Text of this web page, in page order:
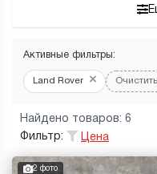
Активные фильтры:
Land Rover ×
Найдено товаров: 6
Фильтр:
Цена
2 фото